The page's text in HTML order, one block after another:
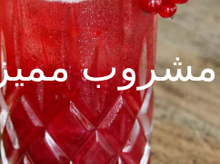
مشروب